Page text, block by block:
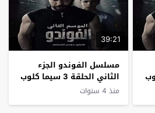
39:21
مسلسل الفوندو الجزء
الثاني الحلقة 3 سيما كلوب
منذ 4 سنوات